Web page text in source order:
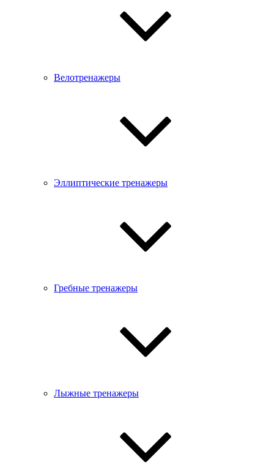
Велотренажеры
Эллиптические тренажеры
Гребные тренажеры
Лыжные тренажеры